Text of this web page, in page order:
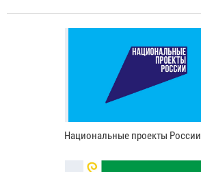
Национальные проекты России